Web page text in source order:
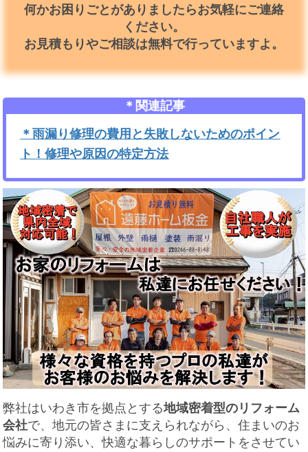
何かお困りごとがありましたらお気軽にご連絡
ください。
お見積もりやご相談は無料で行っていますよ。
＊関連記事
＊雨漏り修理の費用と失敗しないためのポイン
ト！修理や原因の特定方法
弊社はいわき市を拠点とする地域密着型のリフォーム
会社で、地元の皆さまに支えられながら、住まいのお
悩みに寄り添い、快適な暮らしのサポートをさせてい